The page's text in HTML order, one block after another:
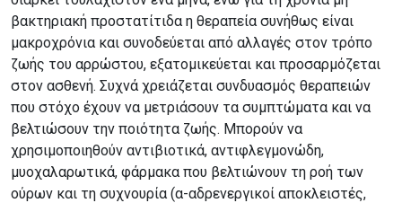
βακτηριακή προστατίτιδα η θεραπεία συνήθως είναι
μακροχρόνια και συνοδεύεται από αλλαγές στον τρόπο
ζωής του αρρώστου, εξατομικεύεται και προσαρμόζεται
στον ασθενή. Συχνά χρειάζεται συνδυασμός θεραπειών
που στόχο έχουν να μετριάσουν τα συμπτώματα και να
βελτιώσουν την ποιότητα ζωής. Μπορούν να
χρησιμοποιηθούν αντιβιοτικά, αντιφλεγμονώδη,
μυοχαλαρωτικά, φάρμακα που βελτιώνουν τη ροή των
ούρων και τη συχνουρία (α-αδρενεργικοί αποκλειστές,